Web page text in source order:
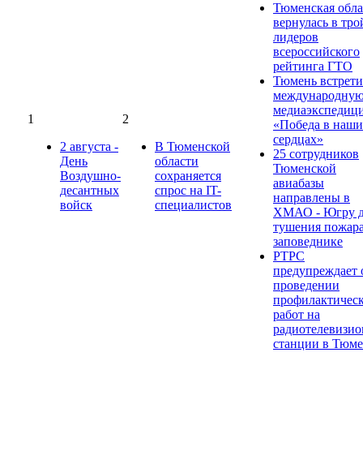
1
2 августа -
День
Воздушно-
десантных
войск
2
В Тюменской
области
сохраняется
спрос на IT-
специалистов
Тюменская
вернулась в
лидеров
всероссийского
рейтинга ГТО
Тюмень
«Победа в
сердцах»
25 сотрудников
Тюменской
авиабазы
направлены в
ХМАО - Югру
тушения
заповеднике
РТРС
предупреждает
проведении
работ на
станции в